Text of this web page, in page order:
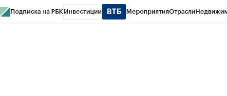
Подписка на РБК Инвестиции МероприятияОтрасли